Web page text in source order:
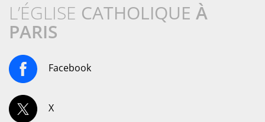
L’ÉGLISE CATHOLIQUE À
PARIS
Facebook
X